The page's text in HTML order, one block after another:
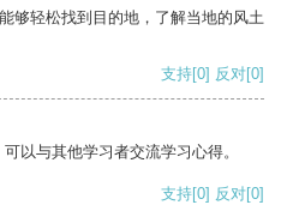
够轻松找到目的地，了解当地的风土
支持[0] 反对[0]
以与其他学习者交流学习心得。
支持[0] 反对[0]